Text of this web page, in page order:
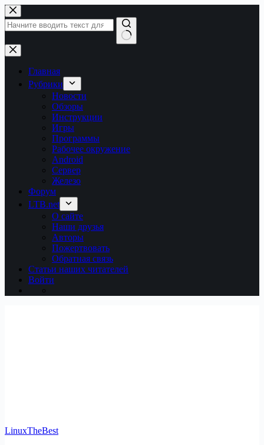
Перейти
к
сути
Ничего
не
найденоГлавная
Рубрики
Новости
Обзоры
Инструкции
Игры
Программы
Рабочее окружение
Android
Сервер
Железо
Форум
LTB.net
О сайте
Наши друзья
Авторы
Пожертвовать
Обратная связь
Статьи наших читателей
Войти
LinuxTheBest